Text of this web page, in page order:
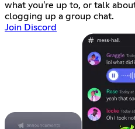
what you're up to, or talk
clogging up a group chat.
Join Discord